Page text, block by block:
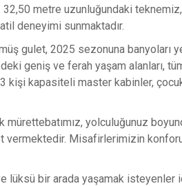
32,50 metre uzunluğundaki
deneyimi sunmaktadır.
gulet, 2025 sezonuna banyoları
geniş ve ferah yaşam alanları,
kişi kapasiteli master kabinler,
yolculuğunuz
vermektedir. Misafirlerimizin
lüksü bir arada yaşamak isteyenler